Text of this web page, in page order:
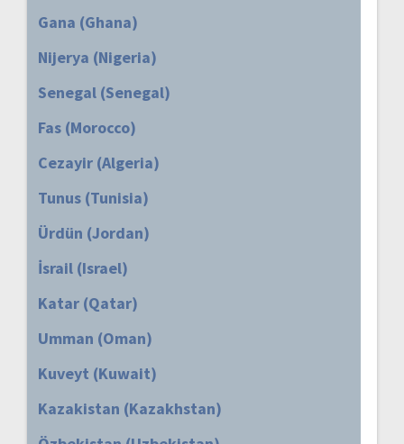
Gana (Ghana)
Nijerya (Nigeria)
Senegal (Senegal)
Fas (Morocco)
Cezayir (Algeria)
Tunus (Tunisia)
Ürdün (Jordan)
İsrail (Israel)
Katar (Qatar)
Umman (Oman)
Kuveyt (Kuwait)
Kazakistan (Kazakhstan)